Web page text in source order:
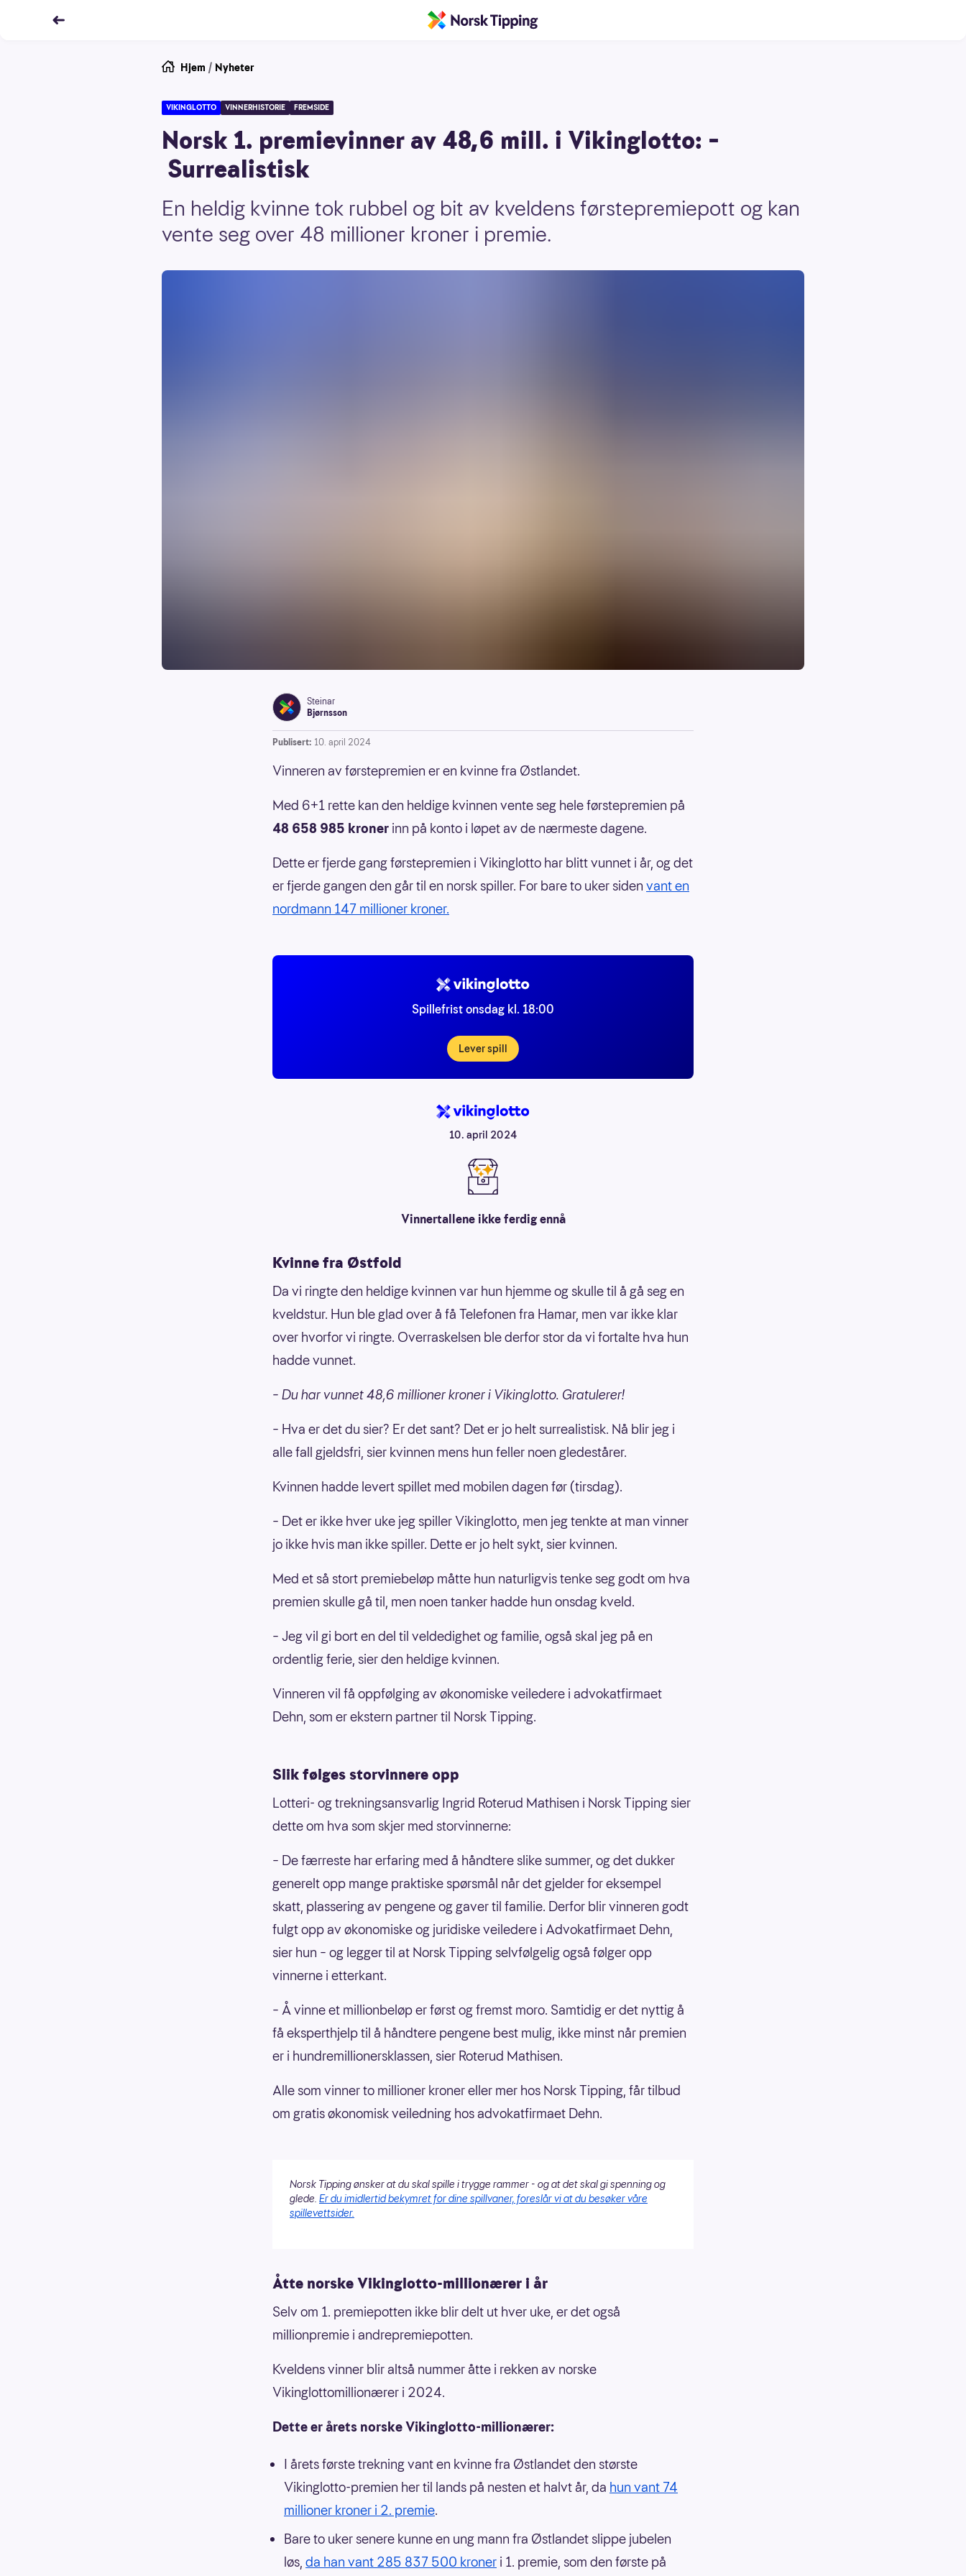
Hjem / Nyheter
VIKINGLOTTO VINNERHISTORIE FREMSIDE
Norsk 1. premievinner av 48,6 mill. i Vikinglotto: –
Surrealistisk
En heldig kvinne tok rubbel og bit av kveldens førstepremiepott og kan
vente seg over 48 millioner kroner i premie.
Steinar
Bjørnsson
Publisert: 10. april 2024
Vinneren av førstepremien er en kvinne fra Østlandet.
Med 6+1 rette kan den heldige kvinnen vente seg hele førstepremien på
48 658 985 kroner inn på konto i løpet av de nærmeste dagene.
Dette er fjerde gang førstepremien i Vikinglotto har blitt vunnet i år, og det
er fjerde gangen den går til en norsk spiller. For bare to uker siden vant en
nordmann 147 millioner kroner.
Spillefrist onsdag kl. 18:00
Lever spill
10. april 2024
Vinnertallene ikke ferdig ennå
Kvinne fra Østfold
Da vi ringte den heldige kvinnen var hun hjemme og skulle til å gå seg en
kveldstur. Hun ble glad over å få Telefonen fra Hamar, men var ikke klar
over hvorfor vi ringte. Overraskelsen ble derfor stor da vi fortalte hva hun
hadde vunnet.
– Du har vunnet 48,6 millioner kroner i Vikinglotto. Gratulerer!
– Hva er det du sier? Er det sant? Det er jo helt surrealistisk. Nå blir jeg i
alle fall gjeldsfri, sier kvinnen mens hun feller noen gledestårer.
Kvinnen hadde levert spillet med mobilen dagen før (tirsdag).
– Det er ikke hver uke jeg spiller Vikinglotto, men jeg tenkte at man vinner
jo ikke hvis man ikke spiller. Dette er jo helt sykt, sier kvinnen.
Med et så stort premiebeløp måtte hun naturligvis tenke seg godt om hva
premien skulle gå til, men noen tanker hadde hun onsdag kveld.
– Jeg vil gi bort en del til veldedighet og familie, også skal jeg på en
ordentlig ferie, sier den heldige kvinnen.
Vinneren vil få oppfølging av økonomiske veiledere i advokatfirmaet
Dehn, som er ekstern partner til Norsk Tipping.
Slik følges storvinnere opp
Lotteri- og trekningsansvarlig Ingrid Roterud Mathisen i Norsk Tipping sier
dette om hva som skjer med storvinnerne:
– De færreste har erfaring med å håndtere slike summer, og det dukker
generelt opp mange praktiske spørsmål når det gjelder for eksempel
skatt, plassering av pengene og gaver til familie. Derfor blir vinneren godt
fulgt opp av økonomiske og juridiske veiledere i Advokatfirmaet Dehn,
sier hun – og legger til at Norsk Tipping selvfølgelig også følger opp
vinnerne i etterkant.
– Å vinne et millionbeløp er først og fremst moro. Samtidig er det nyttig å
få eksperthjelp til å håndtere pengene best mulig, ikke minst når premien
er i hundremillionersklassen, sier Roterud Mathisen.
Alle som vinner to millioner kroner eller mer hos Norsk Tipping, får tilbud
om gratis økonomisk veiledning hos advokatfirmaet Dehn.
Norsk Tipping ønsker at du skal spille i trygge rammer - og at det skal gi spenning og
glede. Er du imidlertid bekymret for dine spillvaner, foreslår vi at du besøker våre
spillevettsider.
Åtte norske Vikinglotto-millionærer i år
Selv om 1. premiepotten ikke blir delt ut hver uke, er det også
millionpremie i andrepremiepotten.
Kveldens vinner blir altså nummer åtte i rekken av norske
Vikinglottomillionærer i 2024.
Dette er årets norske Vikinglotto-millionærer:
I årets første trekning vant en kvinne fra Østlandet den største
Vikinglotto-premien her til lands på nesten et halvt år, da hun vant 74
millioner kroner i 2. premie.
Bare to uker senere kunne en ung mann fra Østlandet slippe jubelen
løs, da han vant 285 837 500 kroner i 1. premie, som den første på